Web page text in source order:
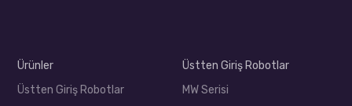
Ürünler
Üstten Giriş Robotlar
Üstten Giriş Robotlar
MW Serisi